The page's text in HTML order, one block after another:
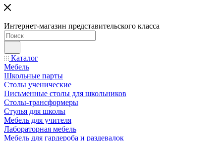
Интернет-магазин представительского класса
Каталог
Мебель
Школьные парты
Столы ученические
Письменные столы для школьников
Столы-трансформеры
Стулья для школы
Мебель для учителя
Лабораторная мебель
Мебель для гардероба и раздевалок